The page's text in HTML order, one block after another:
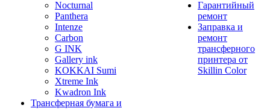
Nocturnal
Panthera
Intenze
Carbon
G INK
Gallery ink
KOKKAI Sumi
Xtreme Ink
Kwadron Ink
Трансферная бумага и
Гарантийный
ремонт
Заправка и
ремонт
трансферного
принтера от
Skillin Color